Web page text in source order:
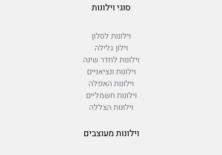
סוגי וילונות
וילונות לסלון
וילון גלילה
וילונות לחדר שינה
וילונות ונציאניים
וילונות האפלה
וילונות חשמליים
וילונות הצללה
וילונות מעוצבים